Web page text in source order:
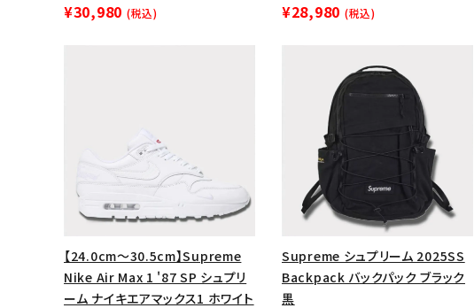
¥30,980 (税込) ¥28,980 (税込)
【24.0cm～30.5cm】Supreme
Nike Air Max 1 '87 SP シュプリ
ーム ナイキエアマックス1 ホワイト
Supreme シュプリーム 2025SS
Backpack バックパック ブラック
黒